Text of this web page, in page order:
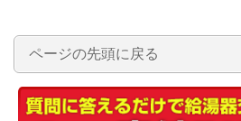
ページの先頭に戻る